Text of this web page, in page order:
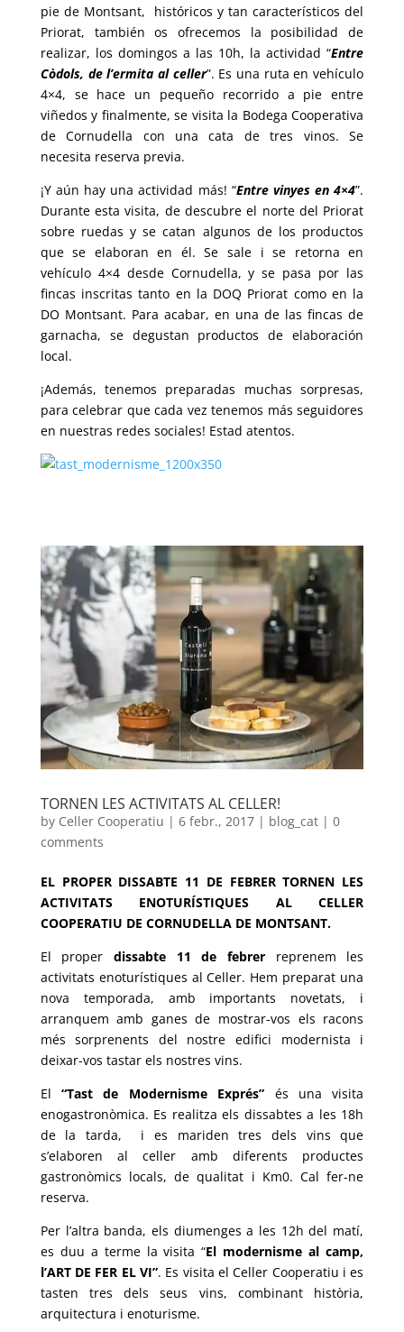
pie de Montsant, históricos y tan característicos del
Priorat, también os ofrecemos la posibilidad de
realizar, los domingos a las 10h, la actividad “Entre
Còdols, de l’ermita al celler”. Es una ruta en vehículo
4×4, se hace un pequeño recorrido a pie entre
viñedos y finalmente, se visita la Bodega Cooperativa
de Cornudella con una cata de tres vinos. Se
necesita reserva previa.
¡Y aún hay una actividad más! “Entre vinyes en 4×4”.
Durante esta visita, de descubre el norte del Priorat
sobre ruedas y se catan algunos de los productos
que se elaboran en él. Se sale i se retorna en
vehículo 4×4 desde Cornudella, y se pasa por las
fincas inscritas tanto en la DOQ Priorat como en la
DO Montsant. Para acabar, en una de las fincas de
garnacha, se degustan productos de elaboración
local.
¡Además, tenemos preparadas muchas sorpresas,
para celebrar que cada vez tenemos más seguidores
en nuestras redes sociales! Estad atentos.
TORNEN LES ACTIVITATS AL CELLER!
by Celler Cooperatiu | 6 febr., 2017| blog_cat| 0
comments
EL PROPER DISSABTE 11 DE FEBRER TORNEN LES
ACTIVITATS ENOTURÍSTIQUES AL CELLER
COOPERATIU DE CORNUDELLA DE MONTSANT.
El properdissabte 11 de febrerreprenem les
activitats enoturístiques al Celler. Hem preparat una
nova temporada, amb importants novetats, i
arranquem amb ganes de mostrar-vos els racons
més sorprenents del nostre edifici modernista i
deixar-vos tastar els nostres vins.
El“Tast de Modernisme Exprés” és una visita
enogastronòmica. Es realitza els dissabtes a les 18h
de la tarda, i es mariden tres dels vins que
s’elaboren al celler amb diferents productes
gastronòmics locals, de qualitat i Km0. Cal fer-ne
reserva.
Per l’altra banda, els diumenges a les 12h del matí,
es duu a terme la visita “El modernisme al camp,
l’ART DE FER EL VI”. Es visita el Celler Cooperatiu i es
tasten tres dels seus vins, combinant història,
arquitectura i enoturisme.